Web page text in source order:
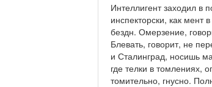
Интеллигент заходил в
инспекторски, как мент
бездн. Омерзение,
Блевать, говорит, не
и Сталинград, носишь
где телки в томлениях,
томительно, гнусно.